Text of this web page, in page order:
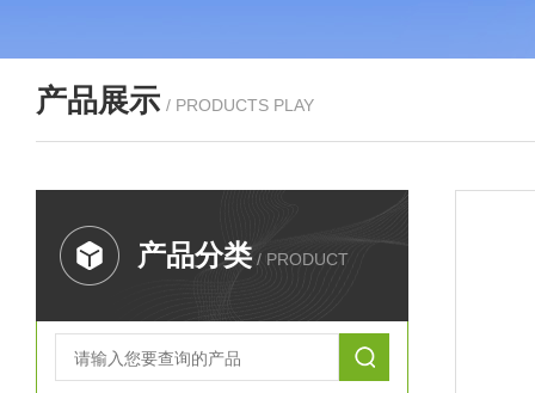
产品展示 / PRODUCTS PLAY
产品分类 / PRODUCT